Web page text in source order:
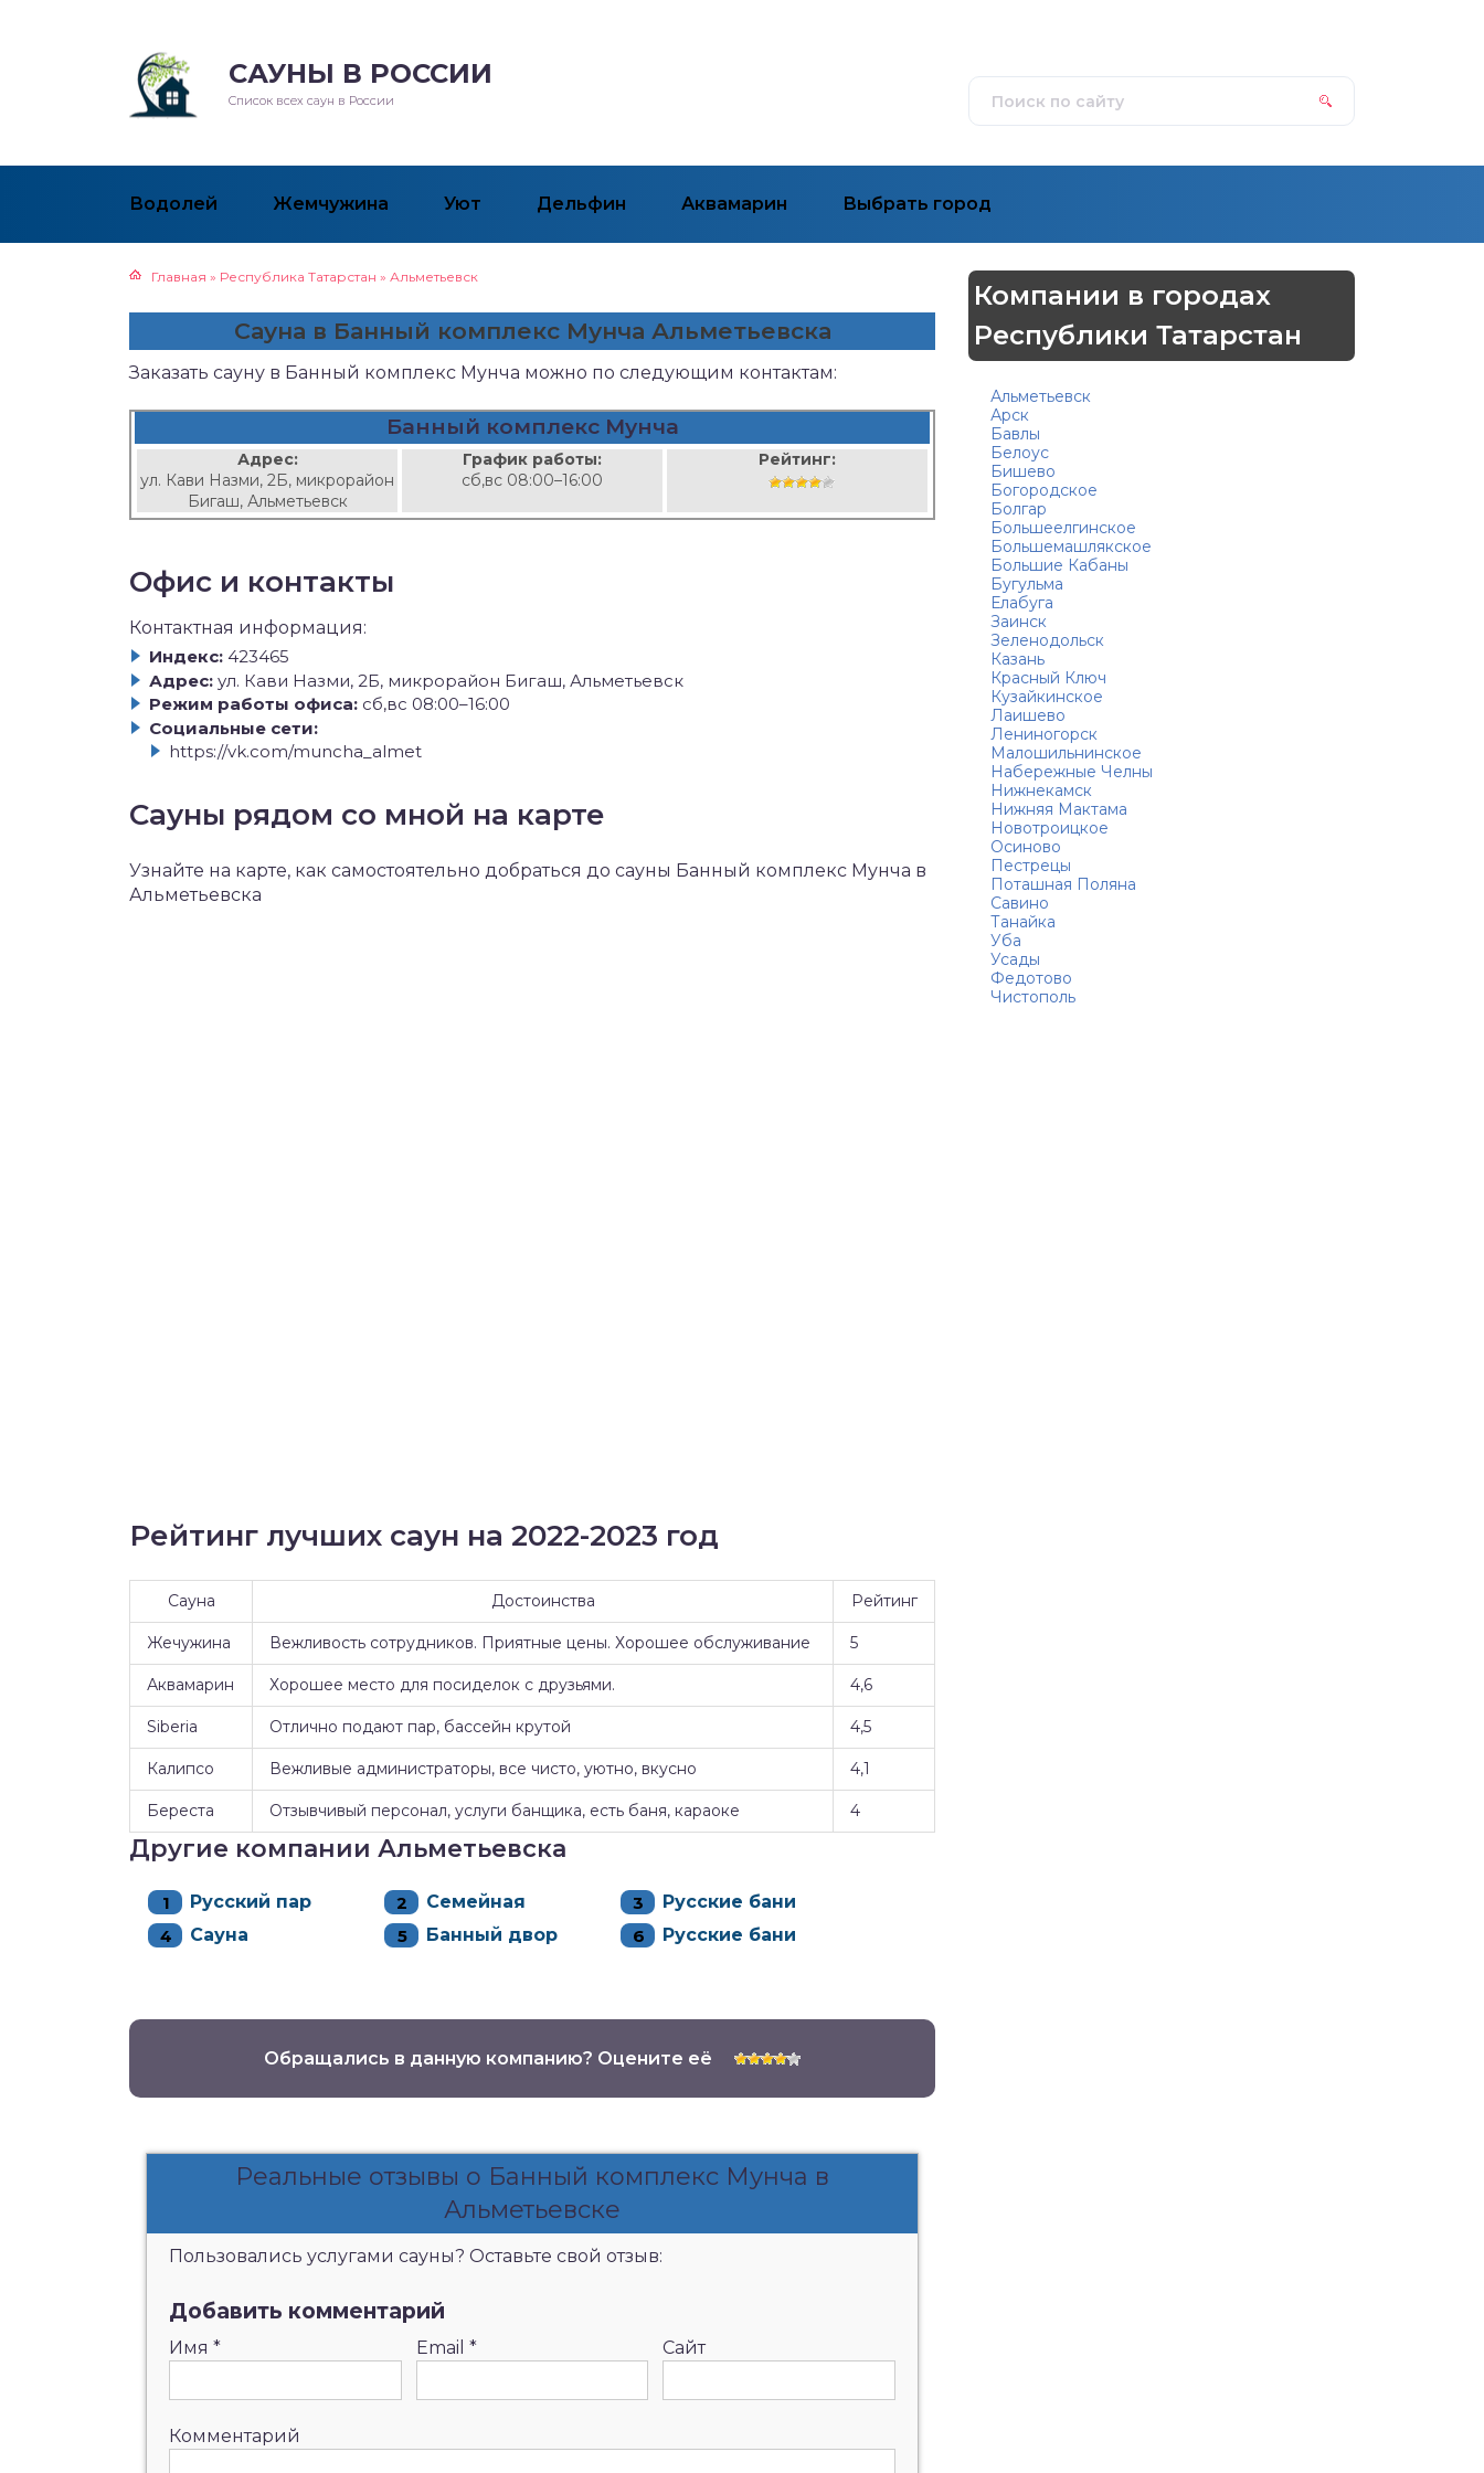
САУНЫ В РОССИИ
Список всех саун в России
Водолей Жемчужина Уют Дельфин Аквамарин Выбрать город
Главная » Республика Татарстан » Альметьевск
Сауна в Банный комплекс Мунча Альметьевска
Заказать сауну в Банный комплекс Мунча можно по следующим контактам:
Банный комплекс Мунча
Адрес:
ул. Кави Назми, 2Б, микрорайон
Бигаш, Альметьевск
График работы:
сб,вс 08:00–16:00
Рейтинг:
Офис и контакты
Контактная информация:
Индекс: 423465
Адрес: ул. Кави Назми, 2Б, микрорайон Бигаш, Альметьевск
Режим работы офиса: сб,вс 08:00–16:00
Социальные сети:
https://vk.com/muncha_almet
Сауны рядом со мной на карте
Узнайте на карте, как самостоятельно добраться до сауны Банный комплекс Мунча в
Альметьевска
Рейтинг лучших саун на 2022-2023 год
Сауна Достоинства Рейтинг
Жечужина Вежливость сотрудников. Приятные цены. Хорошее обслуживание 5
Аквамарин Хорошее место для посиделок с друзьями. 4,6
Siberia Отлично подают пар, бассейн крутой 4,5
Калипсо Вежливые администраторы, все чисто, уютно, вкусно 4,1
Береста Отзывчивый персонал, услуги банщика, есть баня, караоке 4
Другие компании Альметьевска
Русский пар Семейная
Русские бани
Сауна
Банный двор Русские бани
Обращались в данную компанию? Оцените её
Реальные отзывы о Банный комплекс Мунча в
Альметьевске
Пользовались услугами сауны? Оставьте свой отзыв:
Добавить комментарий
Имя * Email * Сайт
Комментарий
Компании в городах
Республики Татарстан
Альметьевск
Арск
Бавлы
Белоус
Бишево
Богородское
Болгар
Большеелгинское
Большемашлякское
Большие Кабаны
Бугульма
Елабуга
Заинск
Зеленодольск
Казань
Красный Ключ
Кузайкинское
Лаишево
Лениногорск
Малошильнинское
Набережные Челны
Нижнекамск
Нижняя Мактама
Новотроицкое
Осиново
Пестрецы
Поташная Поляна
Савино
Танайка
Уба
Усады
Федотово
Чистополь